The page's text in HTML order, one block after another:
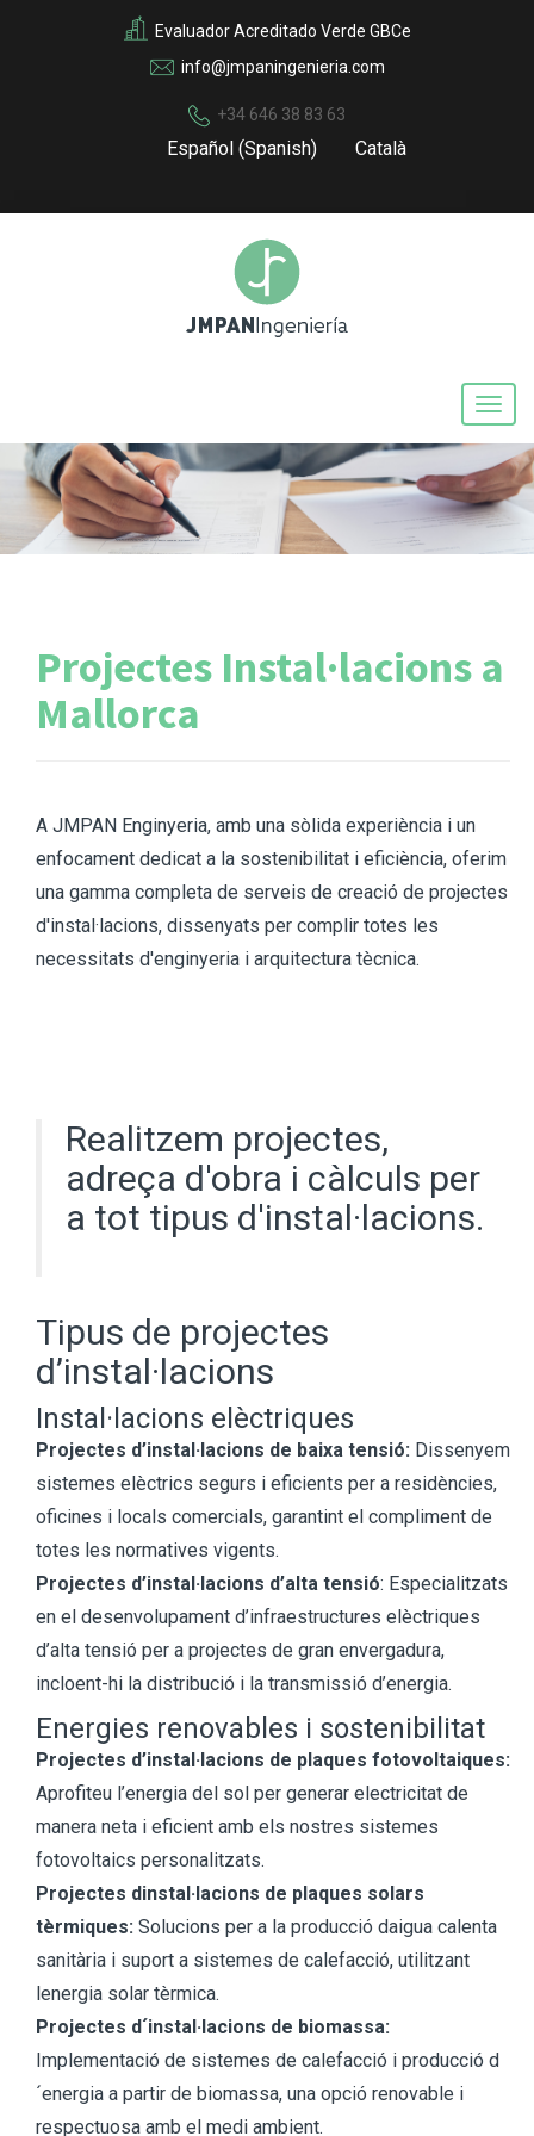
Evaluador Acreditado Verde GBCe
info@jmpaningenieria.com
+34 646 38 83 63
Español(Spanish) Català
Projectes Instal·lacions a
Mallorca
A JMPAN Enginyeria, amb una sòlida experiència i un
enfocament dedicat a la sostenibilitat i eficiència, oferim
una gamma completa de serveis de creació de projectes
d'instal·lacions, dissenyats per complir totes les
necessitats d'enginyeria i arquitectura tècnica.
Realitzem projectes,
adreça d'obra i càlculs per
a tot tipus d'instal·lacions.
Tipus de projectes
d’instal·lacions
Instal·lacions elèctriques
Projectes d’instal·lacions de baixa tensió: Dissenyem
sistemes elèctrics segurs i eficients per a residències,
oficines i locals comercials, garantint el compliment de
totes les normatives vigents.
Projectes d’instal·lacions d’alta tensió: Especialitzats
en el desenvolupament d’infraestructures elèctriques
d’alta tensió per a projectes de gran envergadura,
incloent-hi la distribució i la transmissió d’energia.
Energies renovables i sostenibilitat
Projectes d’instal·lacions de plaques fotovoltaiques:
Aprofiteu l’energia del sol per generar electricitat de
manera neta i eficient amb els nostres sistemes
fotovoltaics personalitzats.
Projectes dinstal·lacions de plaques solars
tèrmiques: Solucions per a la producció daigua calenta
sanitària i suport a sistemes de calefacció, utilitzant
lenergia solar tèrmica.
Projectes d´instal·lacions de biomassa:
Implementació de sistemes de calefacció i producció d
´energia a partir de biomassa, una opció renovable i
respectuosa amb el medi ambient.